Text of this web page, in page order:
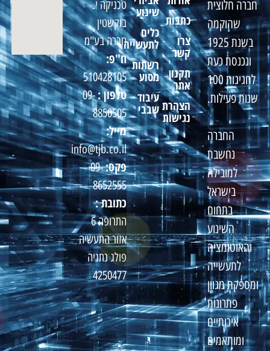
חברה חלוצית
שהוקמה
בשנת 1925
ונכנסת כעת
לחגיגות 100
שנות פעילות.
החברה
נחשבת
למובילה
בישראל
בתחום
השינוע
והאוטומציה
לתעשייה
ומספקת מגוון
פתרונות
איכותיים
ומותאמים
כתבות
צרו
קשר
תקנון
אתר
הצהרת
נגישות
שינוע
כלים
לתעשייה
רשתות
מסוע
עיבוד
שבבי
טכניקה י.
בוקשטין
חברה בע"מ
ח"פ:
510428105
טלפון :09-
8850505
מייל:
info@tjb.co.il
פקס:09-
8652555
כתובת :
התרופה 6
אזור התעשיה
פולג נתניה
4250477